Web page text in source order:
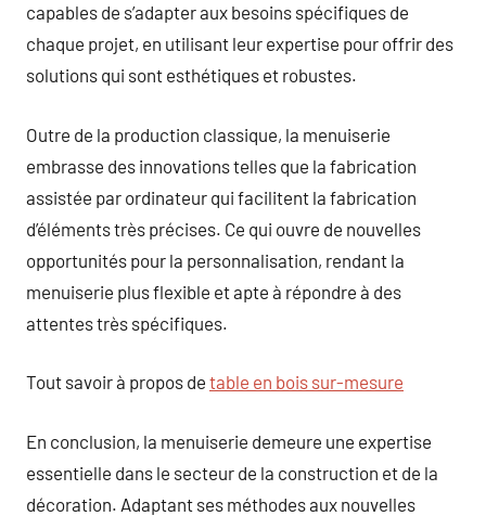
capables de s’adapter aux besoins spécifiques de
chaque projet, en utilisant leur expertise pour offrir des
solutions qui sont esthétiques et robustes.
Outre de la production classique, la menuiserie
embrasse des innovations telles que la fabrication
assistée par ordinateur qui facilitent la fabrication
d’éléments très précises. Ce qui ouvre de nouvelles
opportunités pour la personnalisation, rendant la
menuiserie plus flexible et apte à répondre à des
attentes très spécifiques.
Tout savoir à propos de table en bois sur-mesure
En conclusion, la menuiserie demeure une expertise
essentielle dans le secteur de la construction et de la
décoration. Adaptant ses méthodes aux nouvelles